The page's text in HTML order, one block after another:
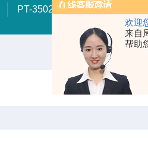
欢迎
来自
帮助
PT-3502C全波长酶标仪